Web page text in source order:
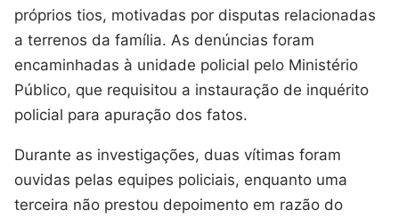
próprios tios, motivadas por disputas relacionadas
a terrenos da família. As denúncias foram
encaminhadas à unidade policial pelo Ministério
Público, que requisitou a instauração de inquérito
policial para apuração dos fatos.
Durante as investigações, duas vítimas foram
ouvidas pelas equipes policiais, enquanto uma
terceira não prestou depoimento em razão do